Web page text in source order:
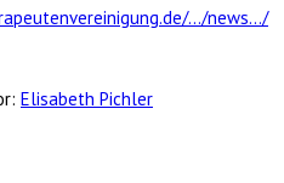
…/news…/
Elisabeth Pichler